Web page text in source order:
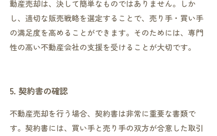
動産売却は、決して簡単なものではありません。しか
し、適切な販売戦略を選定することで、売り手・買い手
の満足度を高めることができます。そのためには、専門
性の高い不動産会社の支援を受けることが大切です。
5. 契約書の確認
不動産売却を行う場合、契約書は非常に重要な書類で
す。契約書には、買い手と売り手の双方が合意した取引